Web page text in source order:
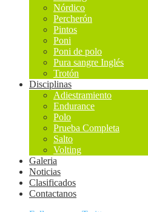
Nórdico
Percherón
Pintos
Poni
Poni de polo
Pura sangre Inglés
Trotón
Disciplinas
Adiestramiento
Endurance
Polo
Prueba Completa
Salto
Volting
Galeria
Noticias
Clasificados
Contactanos